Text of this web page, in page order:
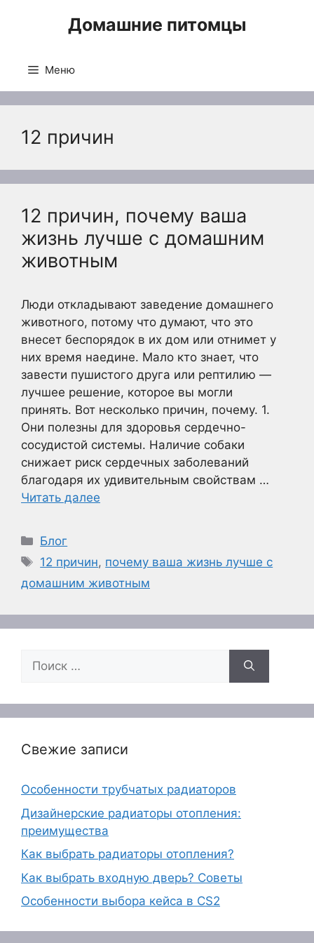
Домашние питомцы
Меню
12 причин
12 причин, почему ваша
жизнь лучше с домашним
животным
Люди откладывают заведение домашнего
животного, потому что думают, что это
внесет беспорядок в их дом или отнимет у
них время наедине. Мало кто знает, что
завести пушистого друга или рептилию —
лучшее решение, которое вы могли
принять. Вот несколько причин, почему. 1.
Они полезны для здоровья сердечно-
сосудистой системы. Наличие собаки
снижает риск сердечных заболеваний
благодаря их удивительным свойствам …
Читать далее
Рубрики
Блог
Метки
12 причин, почему ваша жизнь лучше с
домашним животным
Поиск:
Свежие записи
Особенности трубчатых радиаторов
Дизайнерские радиаторы отопления:
преимущества
Как выбрать радиаторы отопления?
Как выбрать входную дверь? Советы
Особенности выбора кейса в CS2